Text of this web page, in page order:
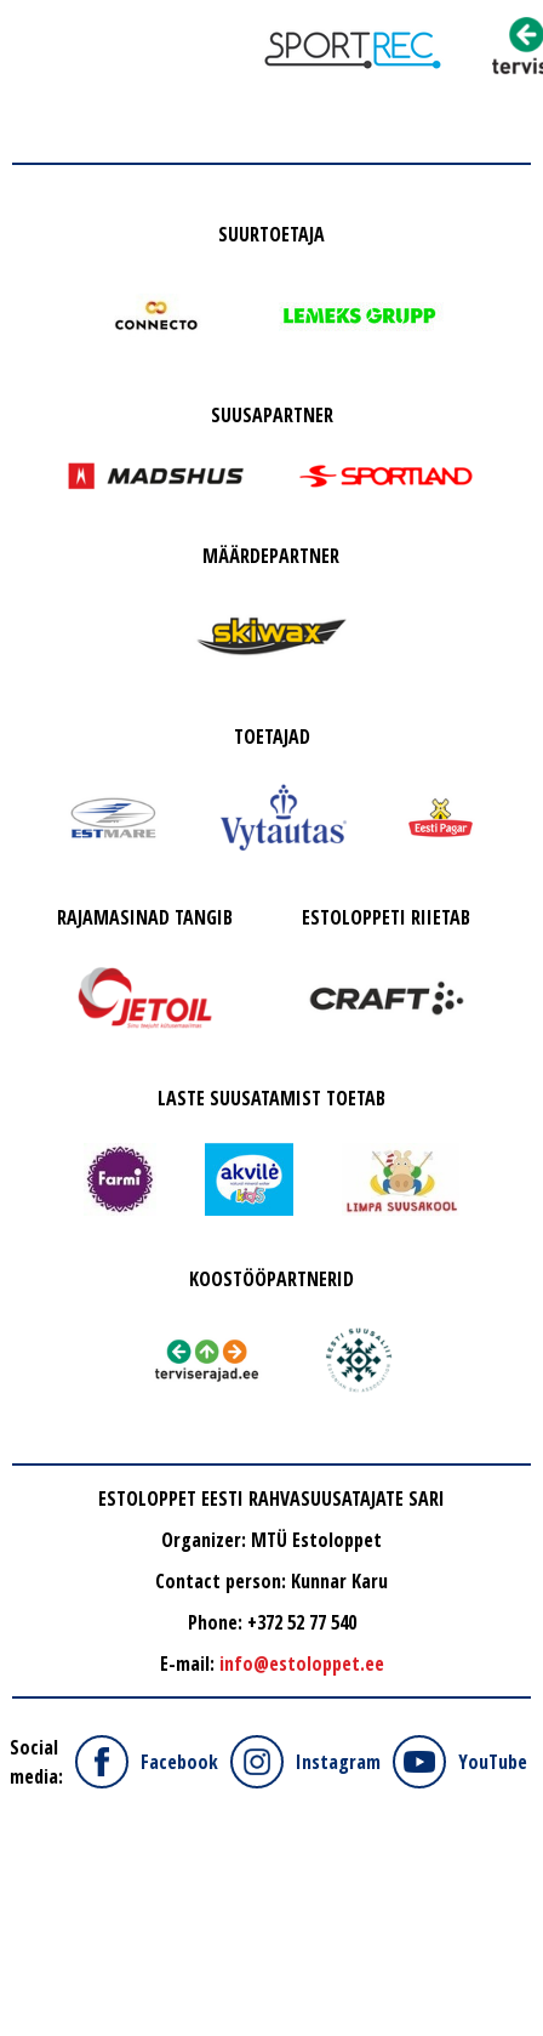
SUURTOETAJA
SUUSAPARTNER
MÄÄRDEPARTNER
TOETAJAD
RAJAMASINAD TANGIB ESTOLOPPETI RIIETAB
LASTE SUUSATAMIST TOETAB
KOOSTÖÖPARTNERID
ESTOLOPPET EESTI RAHVASUUSATAJATE SARI
Organizer: MTÜ Estoloppet
Contact person: Kunnar Karu
Phone: +372 52 77 540
E-mail: info@estoloppet.ee
Social
media:
Facebook Instagram YouTube